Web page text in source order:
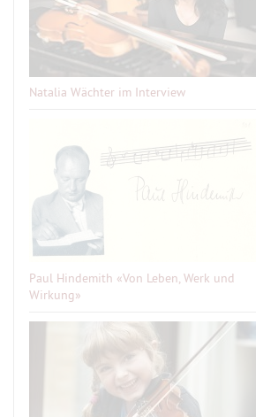
Natalia Wächter im Interview
Paul Hindemith «Von Leben, Werk und
Wirkung»